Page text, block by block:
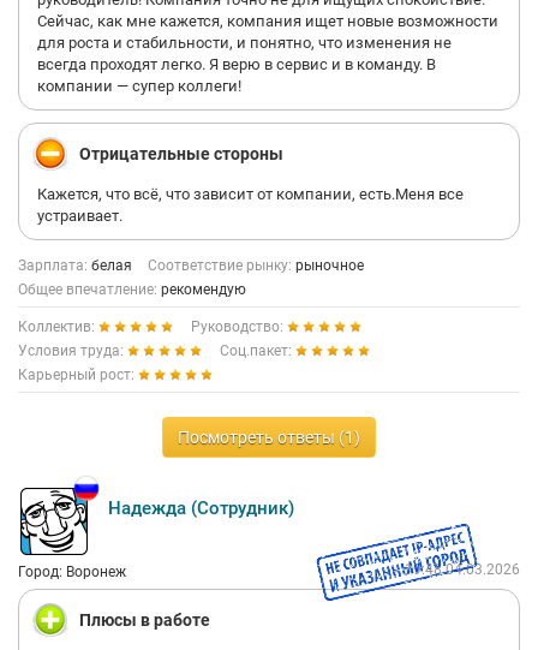
Сейчас, как мне кажется, компания ищет новые возможности
для роста и стабильности, и понятно, что изменения не
всегда проходят легко. Я верю в сервис и в команду. В
компании — супер коллеги!
Отрицательные стороны
Кажется, что всё, что зависит от компании, есть.Меня все
устраивает.
Зарплата: белая Соответствие рынку: рыночное
Общее впечатление: рекомендую
Коллектив:
Руководство:
Условия труда:
Соц.пакет:
Карьерный рост:
Посмотреть ответы (1)
Надежда (Сотрудник)
Город: Воронеж 19:48 04.03.2026
Плюсы в работе